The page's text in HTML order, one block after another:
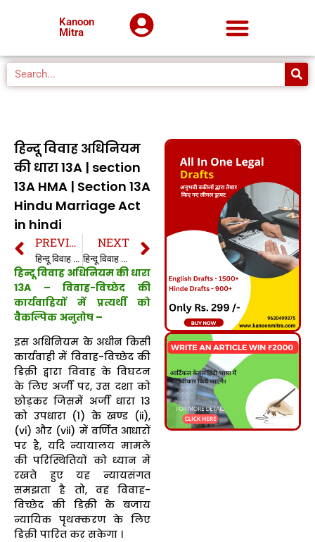
Kanoon
Mitra
हिन्दू विवाह अधिनियम
की धारा 13A | section
13A HMA | Section 13A
Hindu Marriage Act
in hindi
PREVIOUS
हिन्दू विवाह अधिनियम की धारा 13 | section 13 HMA | Section 13 Hindu Marriage Act in hindi
NEXT
हिन्दू विवाह अधिनियम की धारा 13B | section 13B HMA | Section 13B Hindu Marriage Act in hindi
हिन्दू विवाह अधिनियम की धारा
13A – विवाह-विच्छेद की
कार्यवाहियों में प्रत्यर्थी को
वैकल्पिक अनुतोष –
इस अधिनियम के अधीन किसी
कार्यवाही में विवाह-विच्छेद की
डिक्री द्वारा विवाह के विघटन
के लिए अर्जी पर, उस दशा को
छोड़कर जिसमें अर्जी धारा 13
को उपधारा (1) के खण्ड (ii),
(vi) और (vii) में वर्णित आधारों
पर है, यदि न्यायालय मामले
की परिस्थितियों को ध्यान में
रखते हुए यह न्यायसंगत
समझता है तो, वह विवाह-
विच्छेद की डिक्री के बजाय
न्यायिक पृथक्करण के लिए
डिक्री पारित कर सकेगा ।